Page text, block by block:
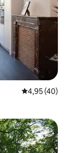
Średnia
4,95 (40)